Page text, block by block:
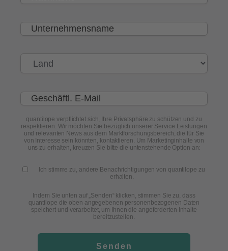
quantilope verpflichtet sich, Ihre Privatsphäre zu schützen und zu
respektieren. Wir möchten Sie bezüglich unserer Service Leistungen
und relevanten News aus dem Marktforschungsbereich, die für Sie
von Interesse sein könnten, kontaktieren. Um Marketinginhalte von
uns zu erhalten, kreuzen Sie bitte die untenstehende Option an:
Ich stimme zu, andere Benachrichtigungen von quantilope zu
erhalten.
Indem Sie unten auf „Senden“ klicken, stimmen Sie zu, dass
quantilope die oben angegebenen personenbezogenen Daten
speichert und verarbeitet, um Ihnen die angeforderten Inhalte
bereitzustellen.
Senden